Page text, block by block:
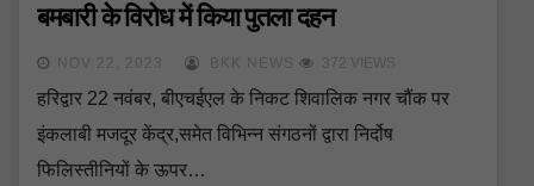
बमबारी के विरोध में किया पुतला दहन
NOV 22, 2023 BKK NEWS 372 VIEWS
हरिद्वार 22 नवंबर, बीएचईएल के निकट शिवालिक नगर चौंक पर
इंकलाबी मजदूर केंद्र,समेत विभिन्न संगठनों द्वारा निर्दोष
फिलिस्तीनियों के ऊपर…